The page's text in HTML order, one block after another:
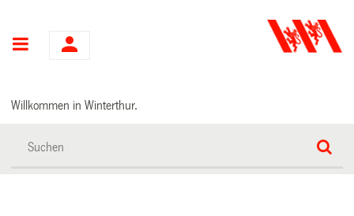
Hauptnavigation
Willkommen in Winterthur.